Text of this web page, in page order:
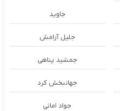
جاوید
جلیل آرامش
جمشید پناهی
جهانبخش کرد
جواد امانی